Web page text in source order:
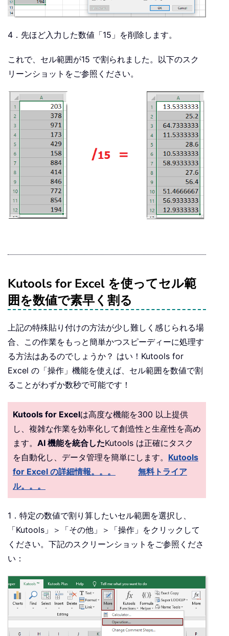
4．先ほど入力した数値「15」を削除します。
これで、セル範囲が15 で割られました。以下のスク
リーンショットをご参照ください。
Kutools for Excel を使ってセル範
囲を数値で素早く割る
上記の特殊貼り付けの方法が少し難しく感じられる場
合、この作業をもっと簡単かつスピーディーに処理す
る方法はあるのでしょうか？ はい！Kutools for
Excel の「操作」機能を使えば、セル範囲を数値で割
ることがわずか数秒で可能です！
Kutools for Excelは高度な機能を300 以上提供
し、複雑な作業を効率化して創造性と生産性を高め
ます。 AI 機能を統合したKutools は正確にタスク
を自動化し、データ管理を簡単にします。 Kutools
for Excel の詳細情報。。。
無料トライア
ル。。。
1．特定の数値で割り算したいセル範囲を選択し、
「Kutools」＞「その他」＞「操作」をクリックして
ください。下記のスクリーンショットをご参照くださ
い：